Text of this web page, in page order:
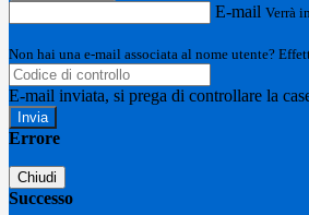
E-mail Verrà
Non hai una e-mail associata al nome utente?
E-mail inviata, si prega di controllare la
Errore
Chiudi
Successo